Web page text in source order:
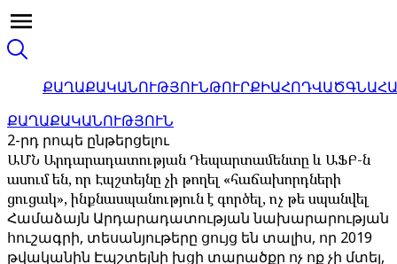
ՔԱՂԱՔԱԿԱՆՈՒԹՅՈՒՆԹՈՒՐՔԻԱՀՈԴՎԱԾ
ՔԱՂԱՔԱԿԱՆՈՒԹՅՈՒՆ
2-րդ րոպե ընթերցելու
ԱՄՆ Արդարադատության Դեպարտամենտը և ԱՖԲ-ն
ասում են, որ Էպշտեյնը չի թողել «հաճախորդների
ցուցակ», ինքնասպանություն է գործել, ոչ թե սպանվել
Համաձայն Արդարադատության նախարարության
հուշագրի, տեսանյութերը ցույց են տալիս, որ 2019
թվականին Էպշտեյնի խցի տարածքը ոչ ոք չի մտել,